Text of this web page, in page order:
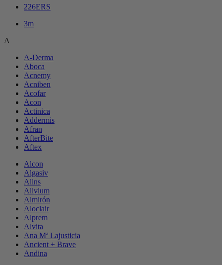
226ERS
3m
A
A-Derma
Aboca
Acnemy
Acniben
Acofar
Acon
Actinica
Addermis
Afran
AfterBite
Aftex
Alcon
Algasiv
Alins
Alivium
Almirón
Aloclair
Alprem
Alvita
Ana Mª Lajusticia
Ancient + Brave
Andina